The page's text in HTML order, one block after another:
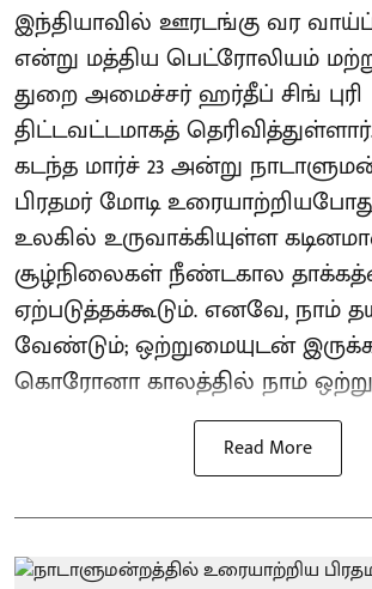
இந்தியாவில் ஊரடங்கு வர
என்று மத்திய பெட்ரோலியம்
துறை அமைச்சர் ஹர்தீப் சிங் புரி
திட்டவட்டமாகத்
கடந்த மார்ச் 23 அன்று
பிரதமர் மோடி
உலகில் உருவாக்கியுள்ள
சூழ்நிலைகள் நீண்டகால
ஏற்படுத்தக்கூடும். எனவே, நாம்
வேண்டும்; ஒற்றுமையுடன்
கொரோனா காலத்தில் நாம்
Read More